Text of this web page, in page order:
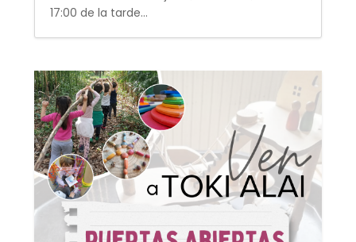
17:00 de la tarde...